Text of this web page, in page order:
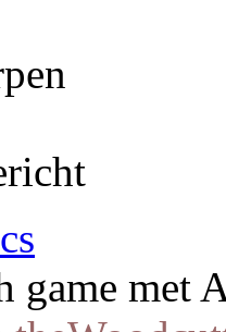
game met